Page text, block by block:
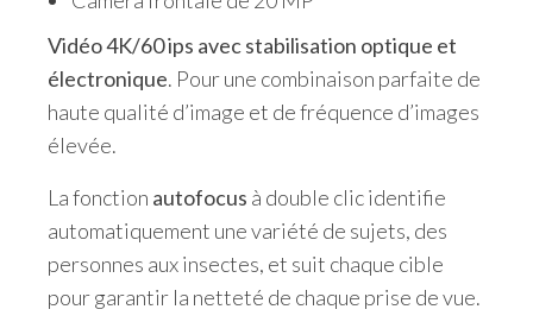
Vidéo 4K/60 ips avec stabilisation optique et
électronique. Pour une combinaison parfaite de
haute qualité d’image et de fréquence d’images
élevée.
La fonction autofocus à double clic identifie
automatiquement une variété de sujets, des
personnes aux insectes, et suit chaque cible
pour garantir la netteté de chaque prise de vue.